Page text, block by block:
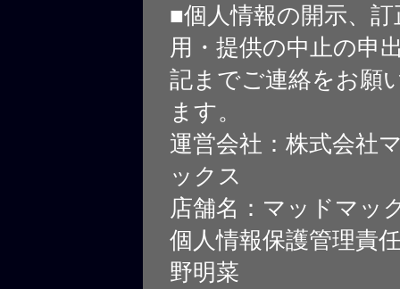
■個人情報の開示、
用・提供の中止の申
記までご連絡をお願
ます。
運営会社：株式会社
ックス
店舗名：マッドマッ
個人情報保護管理責
野明菜